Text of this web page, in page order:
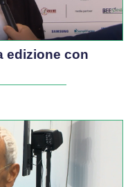
edizione con